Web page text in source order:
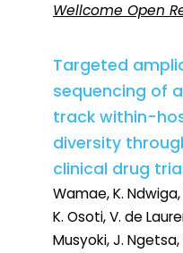
Wellcome Open
Targeted
sequencing of
track within-
diversity
clinical drug
Wamae, K.
K. Osoti, V. de
Musyoki, J. Ngetsa,